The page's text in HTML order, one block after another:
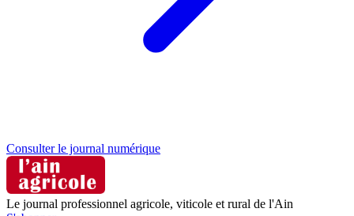
Consulter le journal numérique
Le journal professionnel agricole, viticole et rural de l'Ain